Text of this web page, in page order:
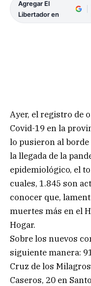
Agregar El
Libertador en
Ayer, el registro de
Covid-19 en la
lo pusieron al borde
la llegada de la
epidemiológico, el
cuales, 1.845 son
conocer que,
muertes más en el
Hogar.
Sobre los nuevos
siguiente manera:
Cruz de los
Caseros, 20 en